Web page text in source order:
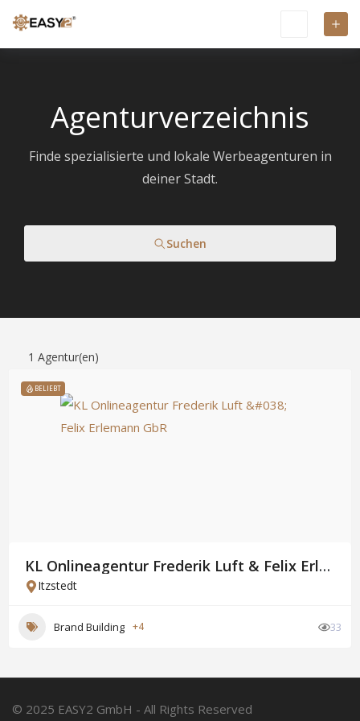
Agenturverzeichnis
Finde spezialisierte und lokale Werbeagenturen in
deiner Stadt.
Suchen
1 Agentur(en)
BELIEBT
KL Onlineagentur Frederik Luft & Felix Erlemann GbR
Itzstedt
Brand Building +4 33
© 2025 EASY2 GmbH - All Rights Reserved